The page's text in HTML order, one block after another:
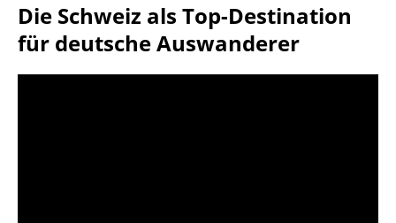
Die Schweiz als Top-Destination
für deutsche Auswanderer